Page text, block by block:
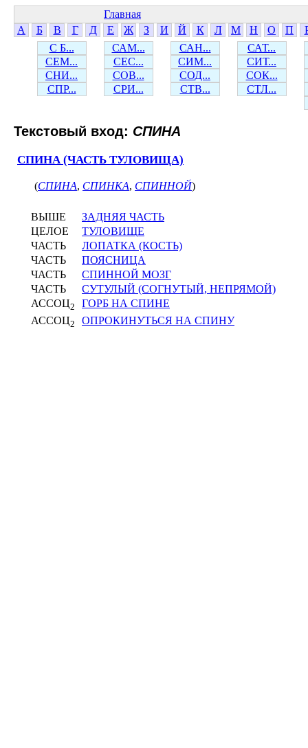
Главная
А
Б В Г Д Е Ж З И Й К Л М Н О П
С Б...
САМ... САН...
САТ...
СЕМ...
СЕС... СИМ...
СИТ...
СНИ...
СОВ... СОД...
СОК...
СПР...
СРИ... СТВ... СТЛ...
Текстовый вход: СПИНА
СПИНА (ЧАСТЬ ТУЛОВИЩА)
(СПИНА, СПИНКА, СПИННОЙ)
ВЫШЕ
ЗАДНЯЯ ЧАСТЬ
ЦЕЛОЕ
ТУЛОВИЩЕ
ЧАСТЬ
ЛОПАТКА (КОСТЬ)
ЧАСТЬ
ПОЯСНИЦА
ЧАСТЬ
СПИННОЙ МОЗГ
ЧАСТЬ
СУТУЛЫЙ (СОГНУТЫЙ, НЕПРЯМОЙ)
АССОЦ2
ГОРБ НА СПИНЕ
АССОЦ2 ОПРОКИНУТЬСЯ НА СПИНУ